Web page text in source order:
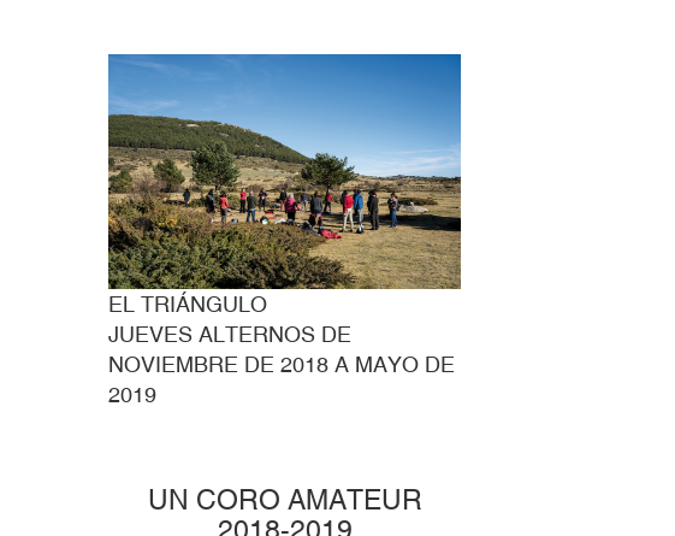
EL TRIÁNGULO
JUEVES ALTERNOS DE
NOVIEMBRE DE 2018 A MAYO DE
2019
UN CORO AMATEUR